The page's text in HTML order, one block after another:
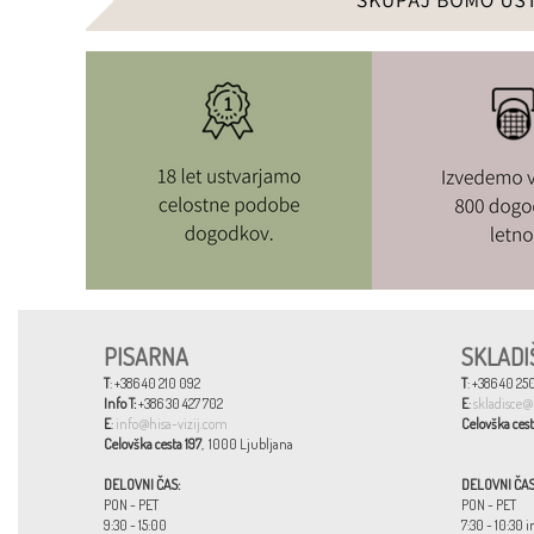
PISARNA
T: +386 40 210 092
Info T:+386 30 427 702
E: info@hisa-vizij.com
Celovška cesta 197, 1000 Ljubljana
DELOVNI ČAS:
PON - PET
9:30 - 15:00
T: +386 40
E:
Celovška
DELOVNI
PON - PET
7:30 - 10:30